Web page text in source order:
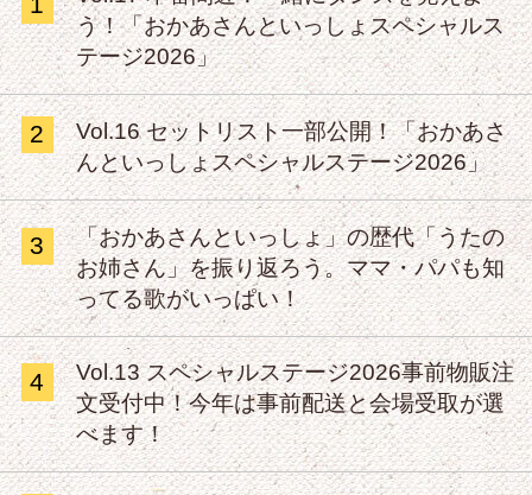
う！「おかあさんといっしょスペシャルス
テージ2026」
2
Vol.16 セットリスト一部公開！「おかあさ
んといっしょスペシャルステージ2026」
3
「おかあさんといっしょ」の歴代「うたの
お姉さん」を振り返ろう。ママ・パパも知
ってる歌がいっぱい！
4
Vol.13 スペシャルステージ2026事前物販注
文受付中！今年は事前配送と会場受取が選
べます！